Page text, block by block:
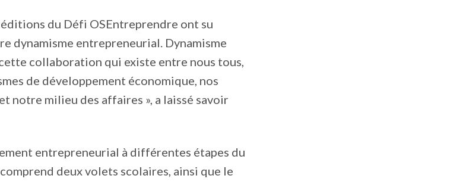
du Défi OSEntreprendre ont su
dynamisme entrepreneurial. Dynamisme
collaboration qui existe entre nous tous,
de développement économique, nos
notre milieu des affaires », a laissé savoir
entrepreneurial à différentes étapes du
deux volets scolaires, ainsi que le